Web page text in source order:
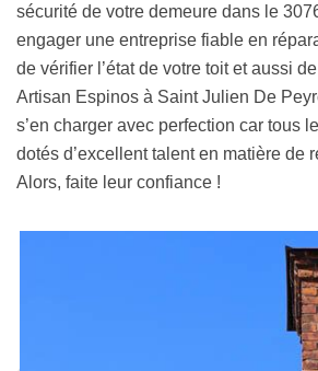
sécurité de votre demeure dans le
engager une entreprise fiable en
de vérifier l’état de votre toit et aussi
Artisan Espinos à Saint Julien De
s’en charger avec perfection car tous
dotés d’excellent talent en matière de
Alors, faite leur confiance !